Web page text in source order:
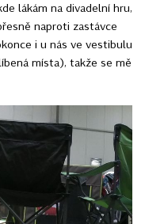
lákám na divadelní hru,
naproti zastávce
i u nás ve vestibulu
místa), takže se mě